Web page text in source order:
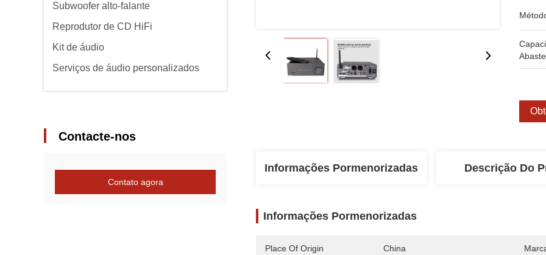
Subwoofer alto-falante
Reprodutor de CD HiFi
Kit de áudio
Serviços de áudio personalizados
Contacte-nos
Contato agora
Informações Pormenorizadas Descrição Do
Informações Pormenorizadas
Place Of Origin China